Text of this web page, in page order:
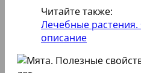
Читайте также:
Лечебные
описание